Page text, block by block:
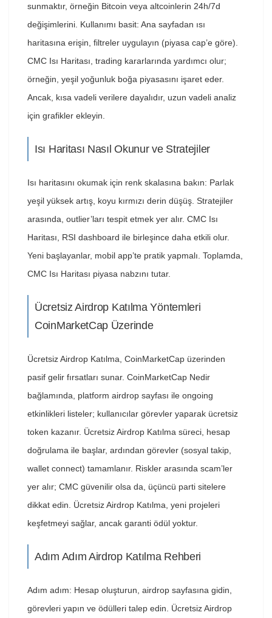
sunmaktır, örneğin Bitcoin veya altcoinlerin 24h/7d
değişimlerini. Kullanımı basit: Ana sayfadan ısı
haritasına erişin, filtreler uygulayın (piyasa cap’e göre).
CMC Isı Haritası, trading kararlarında yardımcı olur;
örneğin, yeşil yoğunluk boğa piyasasını işaret eder.
Ancak, kısa vadeli verilere dayalıdır, uzun vadeli analiz
için grafikler ekleyin.
Isı Haritası Nasıl Okunur ve Stratejiler
Isı haritasını okumak için renk skalasına bakın: Parlak
yeşil yüksek artış, koyu kırmızı derin düşüş. Stratejiler
arasında, outlier’ları tespit etmek yer alır. CMC Isı
Haritası, RSI dashboard ile birleşince daha etkili olur.
Yeni başlayanlar, mobil app’te pratik yapmalı. Toplamda,
CMC Isı Haritası piyasa nabzını tutar.
Ücretsiz Airdrop Katılma Yöntemleri
CoinMarketCap Üzerinde
Ücretsiz Airdrop Katılma, CoinMarketCap üzerinden
pasif gelir fırsatları sunar. CoinMarketCap Nedir
bağlamında, platform airdrop sayfası ile ongoing
etkinlikleri listeler; kullanıcılar görevler yaparak ücretsiz
token kazanır. Ücretsiz Airdrop Katılma süreci, hesap
doğrulama ile başlar, ardından görevler (sosyal takip,
wallet connect) tamamlanır. Riskler arasında scam’ler
yer alır; CMC güvenilir olsa da, üçüncü parti sitelere
dikkat edin. Ücretsiz Airdrop Katılma, yeni projeleri
keşfetmeyi sağlar, ancak garanti ödül yoktur.
Adım Adım Airdrop Katılma Rehberi
Adım adım: Hesap oluşturun, airdrop sayfasına gidin,
görevleri yapın ve ödülleri talep edin. Ücretsiz Airdrop